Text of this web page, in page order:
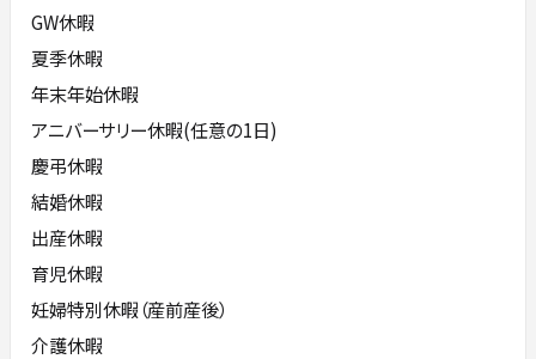
GW休暇
夏季休暇
年末年始休暇
アニバーサリー休暇(任意の1日)
慶弔休暇
結婚休暇
出産休暇
育児休暇
妊婦特別休暇（産前産後）
介護休暇